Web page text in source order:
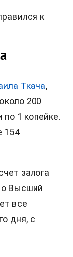
к
Ткача,
200
1 копейке.
154
залога
Высший
все
дня, с